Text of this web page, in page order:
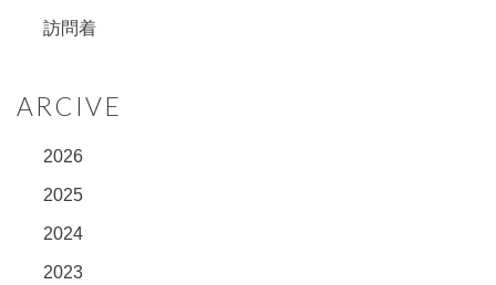
訪問着
ARCIVE
2026
2025
2024
2023